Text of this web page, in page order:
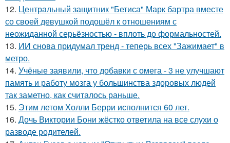
12. Центральный защитник "Бетиса" Марк бартра вместе
со своей девушкой подошёл к отношениям с
неожиданной серьёзностью - вплоть до формальностей.
13. ИИ снова придумал тренд - теперь всех "Зажимает" в
метро.
14. Учёные заявили, что добавки с омега - 3 не улучшают
память и работу мозга у большинства здоровых людей
так заметно, как считалось раньше.
15. Этим летом Холли Берри исполнится 60 лет.
16. Дочь Виктории Бони жёстко ответила на все слухи о
разводе родителей.